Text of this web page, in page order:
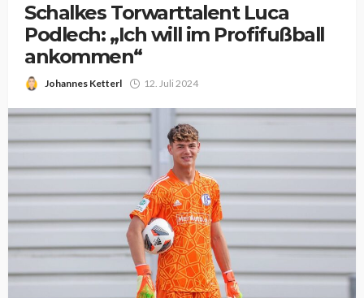
Schalkes Torwarttalent Luca
Podlech: „Ich will im Profifußball
ankommen“
Johannes Ketterl 12. Juli 2024